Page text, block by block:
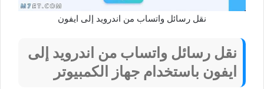
نقل رسائل واتساب من اندرويد إلى ايفون
نقل رسائل واتساب من اندرويد إلى
ايفون باستخدام جهاز الكمبيوتر